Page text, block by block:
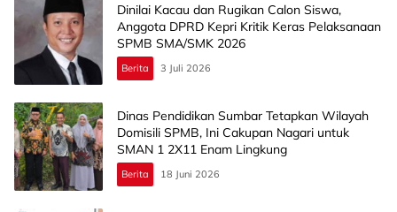
Dinilai Kacau dan Rugikan Calon Siswa,
Anggota DPRD Kepri Kritik Keras Pelaksanaan
SPMB SMA/SMK 2026
Berita 3 Juli 2026
Dinas Pendidikan Sumbar Tetapkan Wilayah
Domisili SPMB, Ini Cakupan Nagari untuk
SMAN 1 2X11 Enam Lingkung
Berita 18 Juni 2026